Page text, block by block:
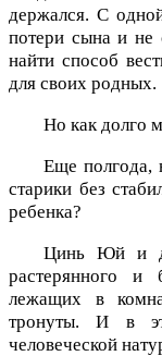
держался. С
потери сына и
найти способ
для своих родных.
Но как долго
Еще полгода,
старики без
ребенка?
Цинь Юй и
растерянного и
лежащих в
тронуты. И в
человеческой